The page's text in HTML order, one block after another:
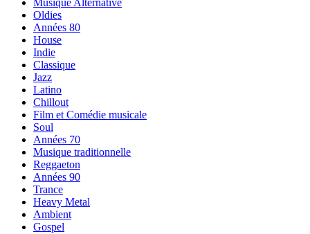
Musique Alternative
Oldies
Années 80
House
Indie
Classique
Jazz
Latino
Chillout
Film et Comédie musicale
Soul
Années 70
Musique traditionnelle
Reggaeton
Années 90
Trance
Heavy Metal
Ambient
Gospel